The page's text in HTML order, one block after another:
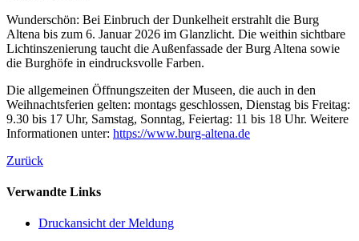
Wunderschön: Bei Einbruch der Dunkelheit erstrahlt die Burg
Altena bis zum 6. Januar 2026 im Glanzlicht. Die weithin sichtbare
Lichtinszenierung taucht die Außenfassade der Burg Altena sowie
die Burghöfe in eindrucksvolle Farben.
Die allgemeinen Öffnungszeiten der Museen, die auch in den
Weihnachtsferien gelten: montags geschlossen, Dienstag bis Freitag:
9.30 bis 17 Uhr, Samstag, Sonntag, Feiertag: 11 bis 18 Uhr. Weitere
Informationen unter: https://www.burg-altena.de
Zurück
Verwandte Links
Druckansicht der Meldung